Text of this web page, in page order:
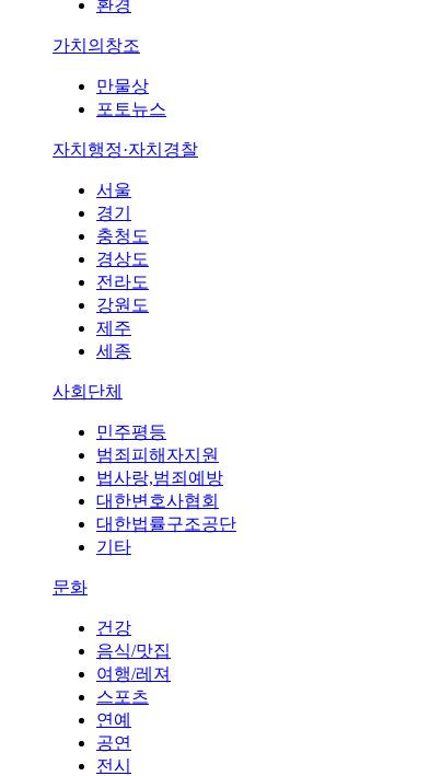
환경
가치의창조
만물상
포토뉴스
자치행정·자치경찰
서울
경기
충청도
경상도
전라도
강원도
제주
세종
사회단체
민주평등
범죄피해자지원
법사랑,범죄예방
대한변호사협회
대한법률구조공단
기타
문화
건강
음식/맛집
여행/레져
스포츠
연예
공연
전시